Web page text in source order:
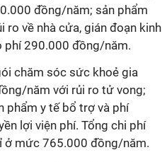
đồng/năm; sản phẩm
ro về nhà cửa, gián đoạn kinh
phí 290.000 đồng/năm.
chăm sóc sức khoẻ gia
năm với rủi ro tử vong;
phẩm y tế bổ trợ và phí
lợi viện phí. Tổng chi phí
ở mức 765.000 đồng/năm.